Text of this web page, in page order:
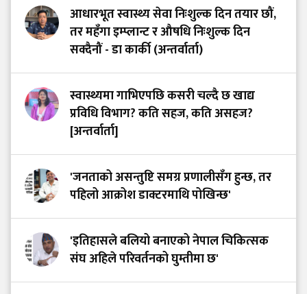
आधारभूत स्वास्थ्य सेवा निःशुल्क दिन तयार छौं,
तर महँगा इम्प्लान्ट र औषधि निःशुल्क दिन
सक्दैनौं - डा कार्की (अन्तर्वार्ता)
स्वास्थ्यमा गाभिएपछि कसरी चल्दै छ खाद्य
प्रविधि विभाग? कति सहज, कति असहज?
[अन्तर्वार्ता]
'जनताको असन्तुष्टि समग्र प्रणालीसँग हुन्छ, तर
पहिलो आक्रोश डाक्टरमाथि पोखिन्छ'
'इतिहासले बलियो बनाएको नेपाल चिकित्सक
संघ अहिले परिवर्तनको घुम्तीमा छ'